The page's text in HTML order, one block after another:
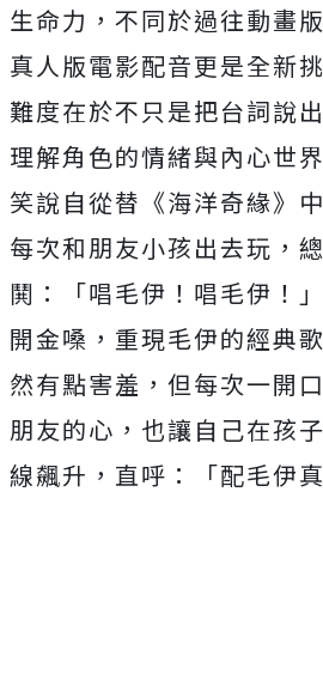
生命力，不同於過往動畫
真人版電影配音更是全新
難度在於不只是把台詞說出
理解角色的情緒與內心世
笑說自從替《海洋奇緣》
每次和朋友小孩出去玩，
鬨：「唱毛伊！唱毛伊！
開金嗓， 重現毛伊的經典
然有點害羞， 但每次一開
朋友的心， 也讓自己在孩
線飆升，直呼：「配毛伊